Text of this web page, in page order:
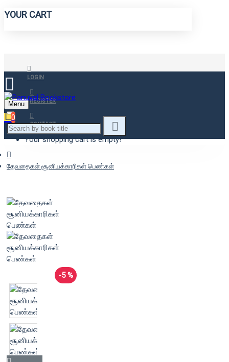
YOUR CART
LOGIN
REGISTER
CONTACT
Menu
0
Your shopping cart is empty!
தேவதைகள் சூனியக்காரிகள் பெண்கள்
-5 %